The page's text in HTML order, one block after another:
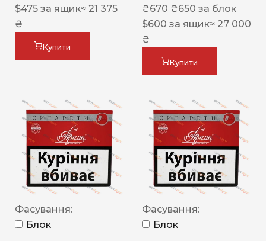
$475 за ящик≈ 21 375
₴
Купити
₴670 ₴650 за блок
$600 за ящик≈ 27 000
₴
Купити
Фасування:
Блок
Фасування:
Блок